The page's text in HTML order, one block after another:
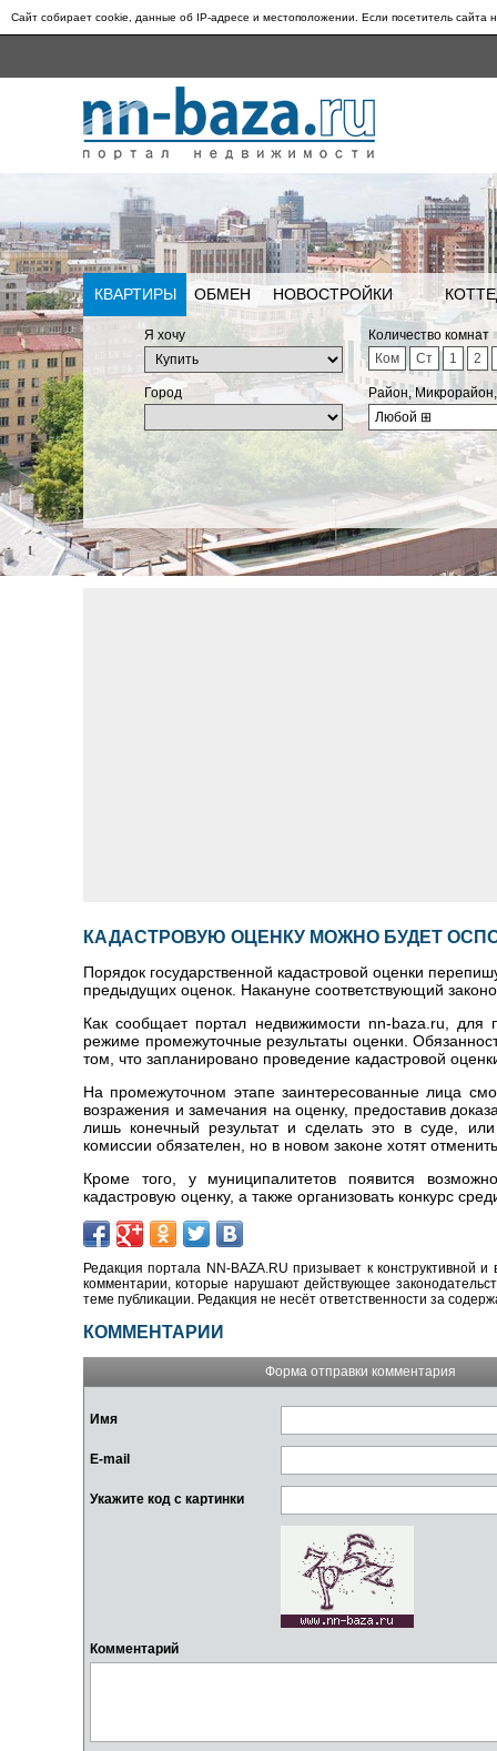
Сайт собирает cookie, данные об IP-адресе и местоположении. Если посетитель сайта
КВАРТИРЫ ОБМЕН НОВОСТРОЙКИ
Я хочу
Количество комнат
Ком
Ст 1 2
Город
Район,
Любой ⊞
КАДАСТРОВУЮ ОЦЕНКУ МОЖНО БУДЕТ
Порядок государственной кадастровой оценки
предыдущих оценок. Накануне соответствующий
Как сообщает портал недвижимости nn-baza.ru, для
режиме промежуточные результаты оценки.
том, что запланировано проведение кадастровой
На промежуточном этапе заинтересованные лица
возражения и замечания на оценку, предоставив
лишь конечный результат и сделать это в суде,
комиссии обязателен, но в новом законе хотят
Кроме того, у муниципалитетов появится
кадастровую оценку, а также организовать конкурс
Редакция портала NN-BAZA.RU призывает к конструктивной
комментарии, которые нарушают действующее
теме публикации. Редакция не несёт ответственности за
КОММЕНТАРИИ
Форма отправки комментария
Имя
E-mail
Укажите код с картинки
Комментарий